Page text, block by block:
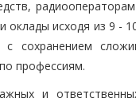
оклады исходя из 9 -
с сохранением
профессиям.
и